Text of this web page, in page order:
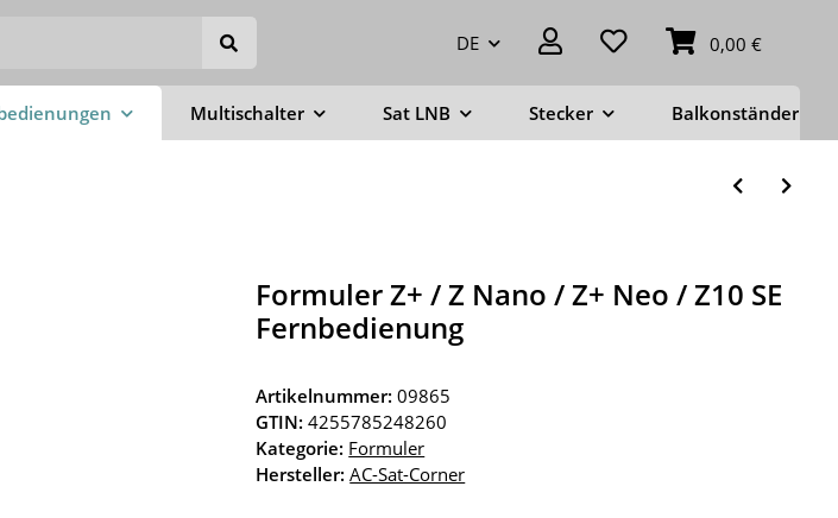
DE 0,00 €
Multischalter Sat LNB Stecker Balkonständer
Formuler Z+ / Z Nano / Z+ Neo / Z10 SE
Fernbedienung
Artikelnummer:09865
GTIN: 4255785248260
Kategorie: Formuler
Hersteller: AC-Sat-Corner